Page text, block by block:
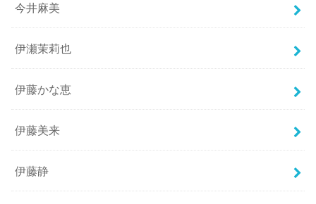
今井麻美
伊瀬茉莉也
伊藤かな恵
伊藤美来
伊藤静